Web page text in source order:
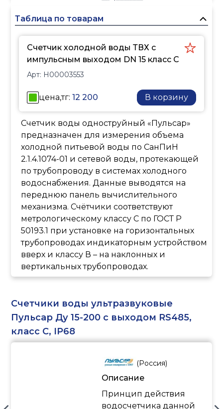
холодной питьевой
2.1.4.1074-01 и сетевой
воды, протекающей по
трубопроводу в системах
водоснабжения. Данные
выводятся на переднюю
панель вычислительного
механизма.
Счётчики соответствуют
метрологическому
классу С по ГОСТ Р 50193.1
при установке на
горизонтальных
трубопроводах
индикаторным
устройством вверх и
классу В – на наклонных
и вертикальных
трубопроводах.
Таблица по товарам
Счетчик холодной воды ТВХ с
импульсным выходом DN 15 класс C
Арт: H00003553
цена,тг:12 200 В корзину
Счетчик воды одноструйный «Пульсар»
предназначен для измерения объема
холодной питьевой воды по СанПиН
2.1.4.1074-01 и сетевой воды, протекающей
по трубопроводу в системах холодного
водоснабжения. Данные выводятся на
переднюю панель вычислительного
механизма. Счётчики соответствуют
метрологическому классу С по ГОСТ Р
50193.1 при установке на горизонтальных
трубопроводах индикаторным устройством
вверх и классу В – на наклонных и
вертикальных трубопроводах.
Счетчики воды ультразвуковые
Пульсар Ду 15-200 с выходом RS485,
класс С, IP68
(Россия)
Описание
Принцип действия
водосчетчика данной